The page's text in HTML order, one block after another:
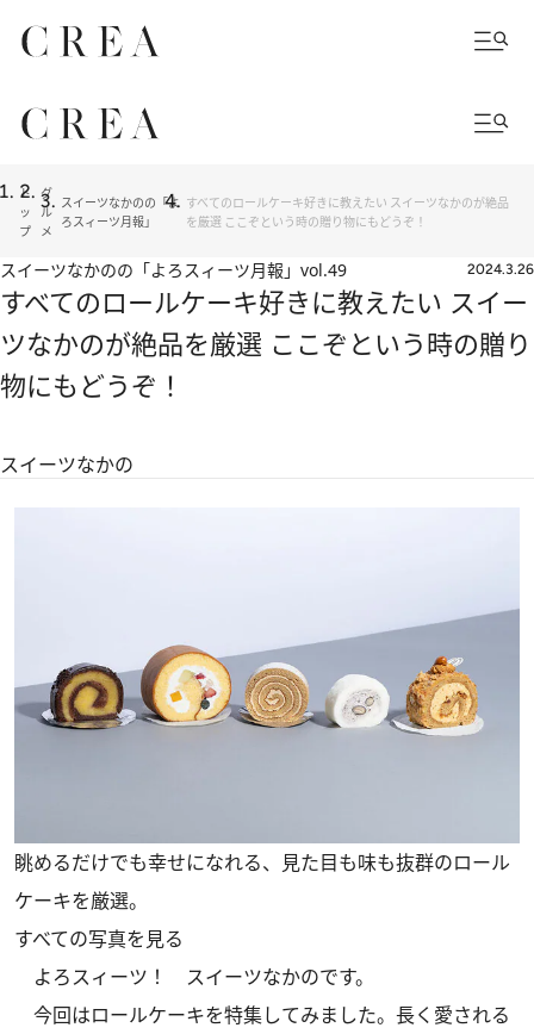
ト
ッ
プ
グ
ル
メ
スイーツなかのの「よ
ろスィーツ月報」
すべてのロールケーキ好きに教えたい スイーツなかのが絶品
を厳選 ここぞという時の贈り物にもどうぞ！
スイーツなかのの「よろスィーツ月報」 vol.49 2024.3.26
すべてのロールケーキ好きに教えたい スイー
ツなかのが絶品を厳選 ここぞという時の贈り
物にもどうぞ！
スイーツなかの
眺めるだけでも幸せになれる、見た目も味も抜群のロール
ケーキを厳選。
すべての写真を見る
よろスィーツ！ スイーツなかのです。
今回はロールケーキを特集してみました。長く愛される